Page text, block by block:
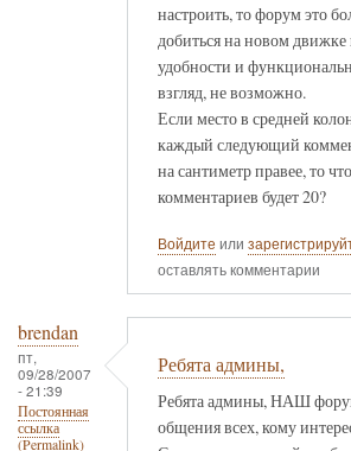
настроить, то форум это
добиться на новом
удобности и
взгляд, не возможно.
Если место в средней
каждый следующий
на сантиметр правее, то
комментариев будет 20?
Войдите или
оставлять комментарии
brendan
пт,
09/28/2007
- 21:39
Постоянная
ссылка
(Permalink)
Ребята админы,
Ребята админы, НАШ
общения всех, кому